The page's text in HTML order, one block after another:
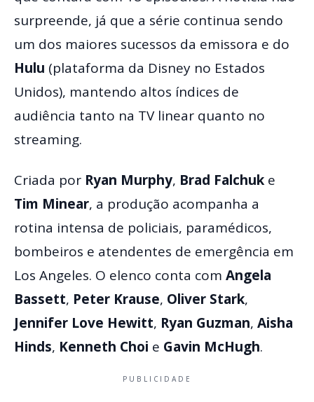
surpreende, já que a série continua sendo
um dos maiores sucessos da emissora e do
Hulu (plataforma da Disney no Estados
Unidos), mantendo altos índices de
audiência tanto na TV linear quanto no
streaming.
Criada por Ryan Murphy, Brad Falchuk e
Tim Minear, a produção acompanha a
rotina intensa de policiais, paramédicos,
bombeiros e atendentes de emergência em
Los Angeles. O elenco conta com Angela
Bassett, Peter Krause, Oliver Stark,
Jennifer Love Hewitt, Ryan Guzman, Aisha
Hinds, Kenneth Choi e Gavin McHugh.
PUBLICIDADE